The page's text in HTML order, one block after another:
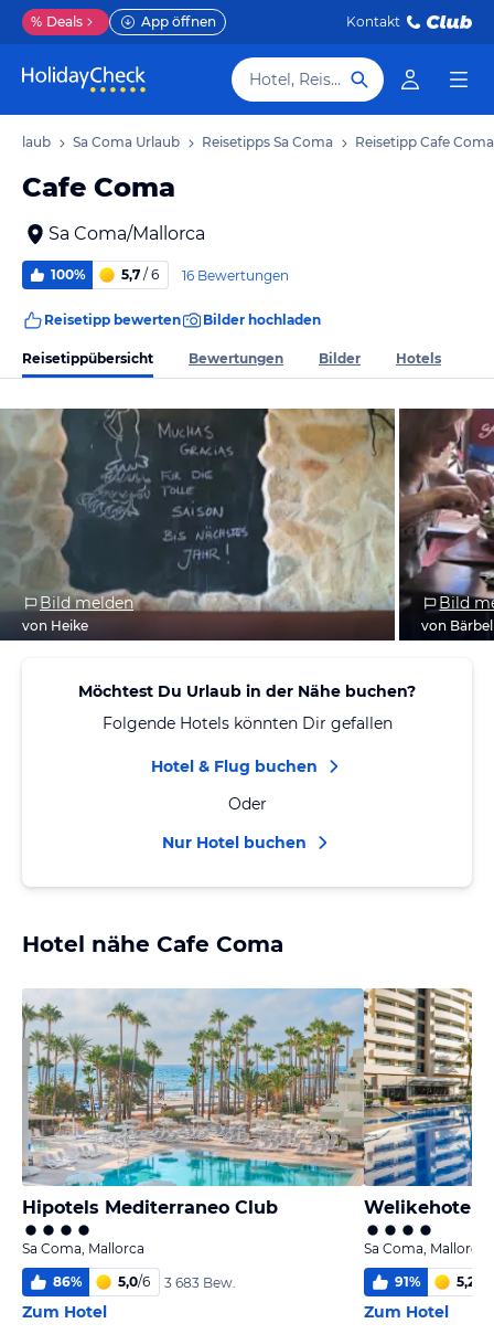
% Deals App öffnen Kontakt
Hotel, Reiseziel
Urlaub Sa Coma Urlaub Reisetipps Sa Coma Reisetipp Cafe Coma
Cafe Coma
Sa Coma/Mallorca
100% 5,7 / 6 16 Bewertungen
Reisetipp bewerten Bilder hochladen
Reisetippübersicht Bewertungen Bilder Hotels
Bild melden
von Heike
Bild
von Bärbel
Möchtest Du Urlaub in der Nähe buchen?
Folgende Hotels könnten Dir gefallen
Hotel & Flug buchen
Oder
Nur Hotel buchen
Hotel nähe Cafe Coma
Hipotels Mediterraneo Club
Sa Coma, Mallorca
86% 5,0/6 3 683 Bew.
Zum Hotel
Welikehotel
Sa Coma, Mallorca
91% 5,2
Zum Hotel